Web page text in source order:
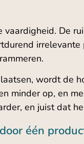
De
wordt de
minder op, en
en juist dat
één